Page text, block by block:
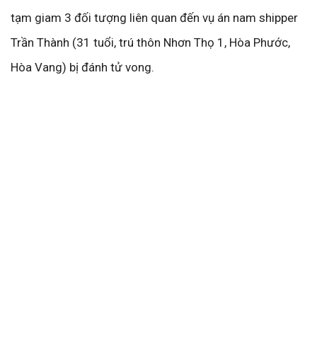
tạm giam 3 đối tượng liên quan đến vụ án nam shipper
Trần Thành (31 tuổi, trú thôn Nhơn Thọ 1, Hòa Phước,
Hòa Vang) bị đánh tử vong.